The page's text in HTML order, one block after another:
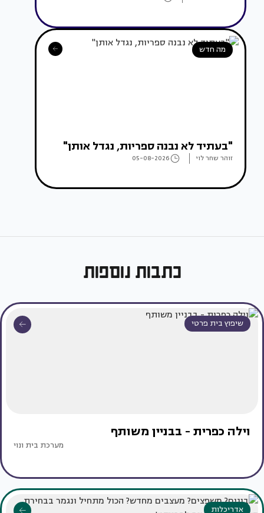
מה חדש
"בעתיד לא נבנה ספריות, נגדל אותן"
זוהר שחר לוי 05-08-2026
כתבות נוספות
שיפוץ בית פרטי
וילה כפרית - בבניין משותף
מערכת בית ונוי
אדריכלות